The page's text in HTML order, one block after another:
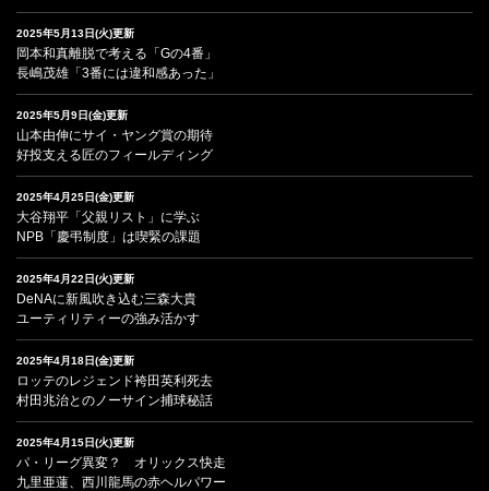
2025年5月13日(火)更新
岡本和真離脱で考える「Gの4番」
長嶋茂雄「3番には違和感あった」
2025年5月9日(金)更新
山本由伸にサイ・ヤング賞の期待
好投支える匠のフィールディング
2025年4月25日(金)更新
大谷翔平「父親リスト」に学ぶ
NPB「慶弔制度」は喫緊の課題
2025年4月22日(火)更新
DeNAに新風吹き込む三森大貴
ユーティリティーの強み活かす
2025年4月18日(金)更新
ロッテのレジェンド袴田英利死去
村田兆治とのノーサイン捕球秘話
2025年4月15日(火)更新
パ・リーグ異変？ オリックス快走
九里亜蓮、西川龍馬の赤ヘルパワー